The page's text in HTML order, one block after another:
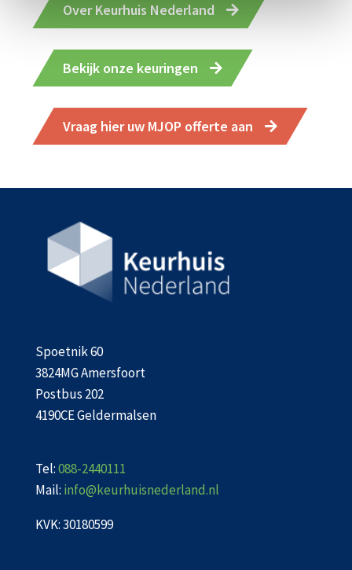
Over Keurhuis Nederland
Bekijk onze keuringen
Vraag hier uw MJOP offerte aan
Spoetnik 60
3824MG Amersfoort
Postbus 202
4190CE Geldermalsen
Tel:088-2440111
Mail: info@keurhuisnederland.nl
KVK: 30180599